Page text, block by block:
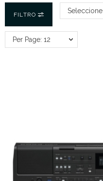
FILTRO Seleccione
Per Page: 12